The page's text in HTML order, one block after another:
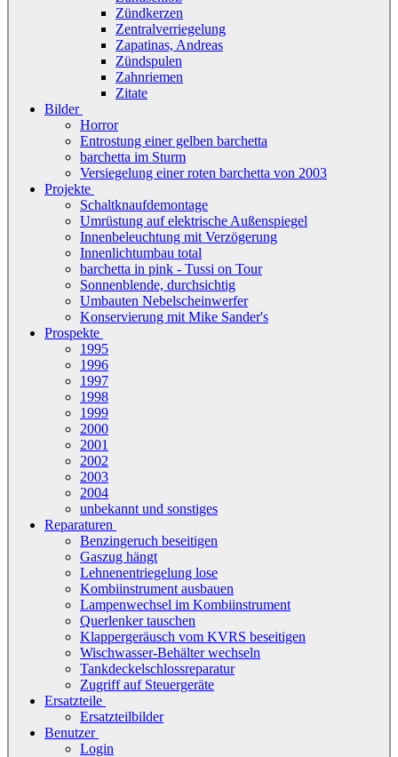
Zündkerzen
Zentralverriegelung
Zapatinas, Andreas
Zündspulen
Zahnriemen
Zitate
Bilder
Horror
Entrostung einer gelben barchetta
barchetta im Sturm
Versiegelung einer roten barchetta von 2003
Projekte
Schaltknaufdemontage
Umrüstung auf elektrische Außenspiegel
Innenbeleuchtung mit Verzögerung
Innenlichtumbau total
barchetta in pink - Tussi on Tour
Sonnenblende, durchsichtig
Umbauten Nebelscheinwerfer
Konservierung mit Mike Sander's
Prospekte
1995
1996
1997
1998
1999
2000
2001
2002
2003
2004
unbekannt und sonstiges
Reparaturen
Benzingeruch beseitigen
Gaszug hängt
Lehnenentriegelung lose
Kombiinstrument ausbauen
Lampenwechsel im Kombiinstrument
Querlenker tauschen
Klappergeräusch vom KVRS beseitigen
Wischwasser-Behälter wechseln
Tankdeckelschlossreparatur
Zugriff auf Steuergeräte
Ersatzteile
Ersatzteilbilder
Benutzer
Login